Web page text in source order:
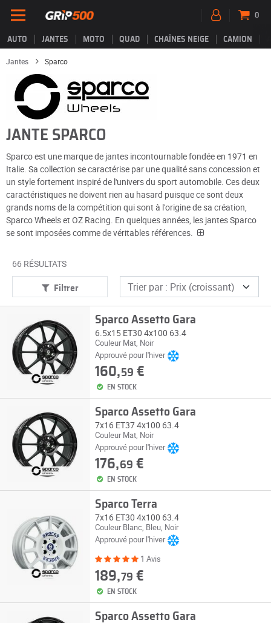
AUTO JANTES MOTO QUAD CHAÎNES NEIGE CAMION
0
Jantes Sparco
JANTE SPARCO
Sparco est une marque de jantes incontournable fondée en 1971 en
Italie. Sa collection se caractérise par une qualité sans concession et
un style fortement inspiré de l'univers du sport automobile. Ces deux
caractéristiques ne doivent rien au hasard puisque ce sont deux
grands noms de la compétition qui sont à l'origine de sa création,
Sparco Wheels et OZ Racing. En quelques années, les jantes Sparco
se sont imposées comme de véritables références.
66 RÉSULTATS
Filtrer
Sparco Assetto Gara
6.5x15 ET30 4x100 63.4
Couleur Mat, Noir
Approuvé pour l'hiver
160,59 €
EN STOCK
Sparco Assetto Gara
7x16 ET37 4x100 63.4
Couleur Mat, Noir
Approuvé pour l'hiver
176,69 €
EN STOCK
Sparco Terra
7x16 ET30 4x100 63.4
Couleur Blanc, Bleu, Noir
Approuvé pour l'hiver
1 Avis
189,79 €
EN STOCK
Sparco Assetto Gara